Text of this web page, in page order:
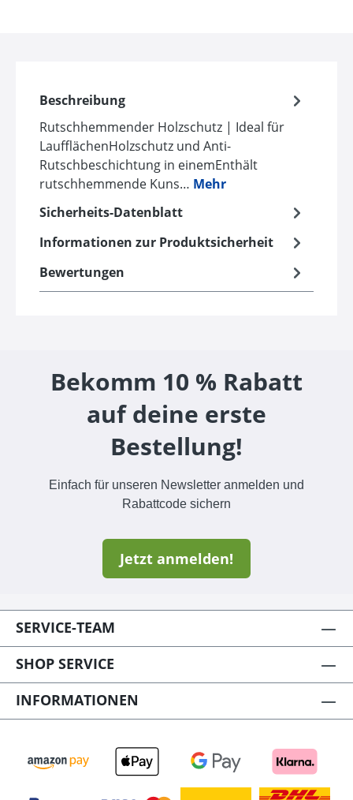
Beschreibung
Rutschhemmender Holzschutz | Ideal für
LaufflächenHolzschutz und Anti-
Rutschbeschichtung in einemEnthält
rutschhemmende Kuns… Mehr
Sicherheits-Datenblatt
Informationen zur Produktsicherheit
Bewertungen
Bekomm 10 % Rabatt
auf deine erste
Bestellung!
Einfach für unseren Newsletter anmelden und
Rabattcode sichern
Jetzt anmelden!
SERVICE-TEAM
SHOP SERVICE
INFORMATIONEN